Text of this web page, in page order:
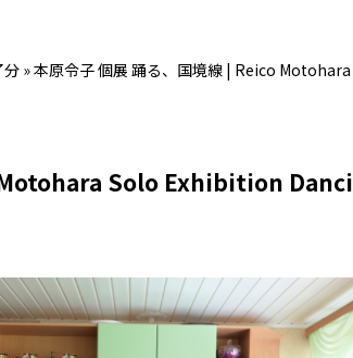
分 »本原令子 個展 踊る、国境線 | Reico
Motohara Solo Exhibition